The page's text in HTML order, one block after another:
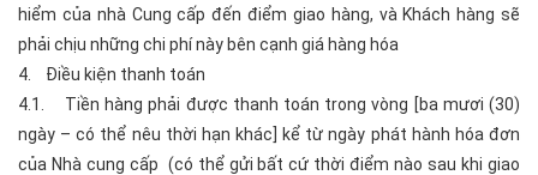
hiểm của nhà Cung cấp đến điểm giao hàng, và Khách hàng sẽ
phải chịu những chi phí này bên cạnh giá hàng hóa
4. Điều kiện thanh toán
4.1. Tiền hàng phải được thanh toán trong vòng [ba mươi (30)
ngày – có thể nêu thời hạn khác] kể từ ngày phát hành hóa đơn
của Nhà cung cấp (có thể gửi bất cứ thời điểm nào sau khi giao